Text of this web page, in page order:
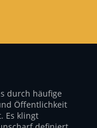
durch häufige
Öffentlichkeit
Es klingt